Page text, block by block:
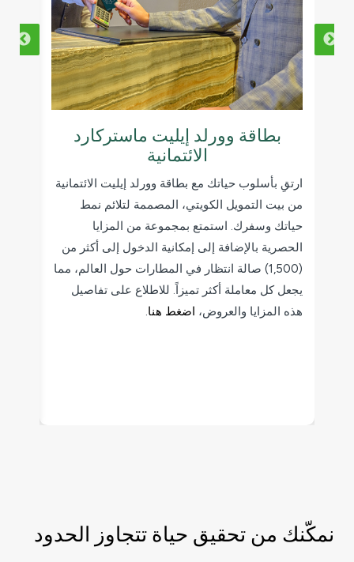
بطاقة وورلد إيليت ماستركارد
الائتمانية
ارتقِ بأسلوب حياتك مع بطاقة وورلد إيليت الائتمانية
من بيت التمويل الكويتي، المصممة لتلائم نمط
حياتك وسفرك. استمتع بمجموعة من المزايا
الحصرية بالإضافة إلى إمكانية الدخول إلى أكثر من
(1,500) صالة انتظار في المطارات حول العالم، مما
يجعل كل معاملة أكثر تميزاً. للاطلاع على تفاصيل
هذه المزايا والعروض، اضغط هنا.
نمكّنك من تحقيق حياة تتجاوز الحدود